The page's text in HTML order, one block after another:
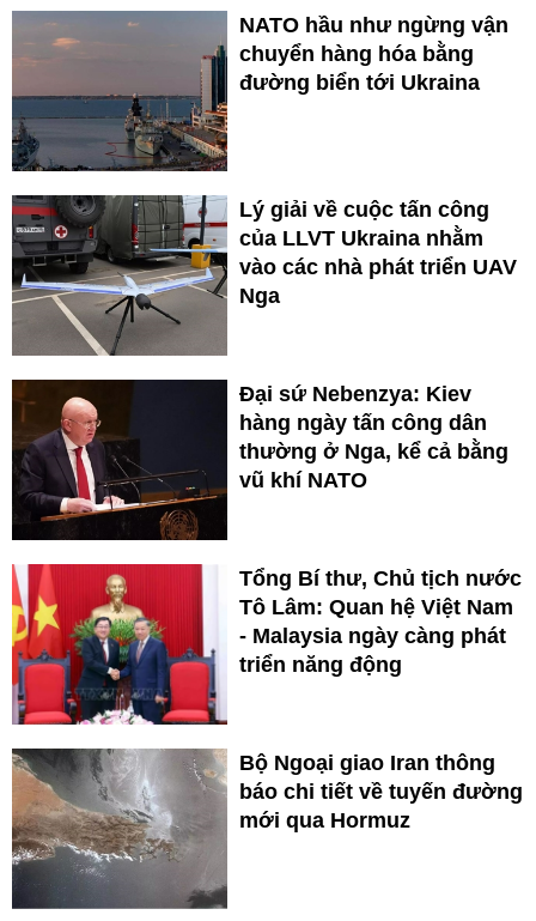
NATO hầu như ngừng vận
chuyển hàng hóa bằng
đường biển tới Ukraina
Lý giải về cuộc tấn công
của LLVT Ukraina nhằm
vào các nhà phát triển UAV
Nga
Đại sứ Nebenzya: Kiev
hàng ngày tấn công dân
thường ở Nga, kể cả bằng
vũ khí NATO
Tổng Bí thư, Chủ tịch nước
Tô Lâm: Quan hệ Việt Nam
- Malaysia ngày càng phát
triển năng động
Bộ Ngoại giao Iran thông
báo chi tiết về tuyến đường
mới qua Hormuz